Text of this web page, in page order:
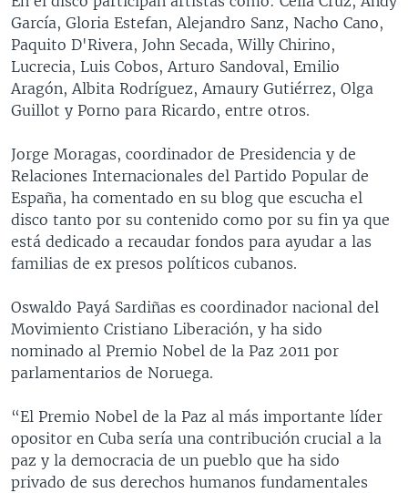
García, Gloria Estefan, Alejandro Sanz, Nacho Cano,
Paquito D'Rivera, John Secada, Willy Chirino,
Lucrecia, Luis Cobos, Arturo Sandoval, Emilio
Aragón, Albita Rodríguez, Amaury Gutiérrez, Olga
Guillot y Porno para Ricardo, entre otros.
Jorge Moragas, coordinador de Presidencia y de
Relaciones Internacionales del Partido Popular de
España, ha comentado en su blog que escucha el
disco tanto por su contenido como por su fin ya que
está dedicado a recaudar fondos para ayudar a las
familias de ex presos políticos cubanos.
Oswaldo Payá Sardiñas es coordinador nacional del
Movimiento Cristiano Liberación, y ha sido
nominado al Premio Nobel de la Paz 2011 por
parlamentarios de Noruega.
“El Premio Nobel de la Paz al más importante líder
opositor en Cuba sería una contribución crucial a la
paz y la democracia de un pueblo que ha sido
privado de sus derechos humanos fundamentales